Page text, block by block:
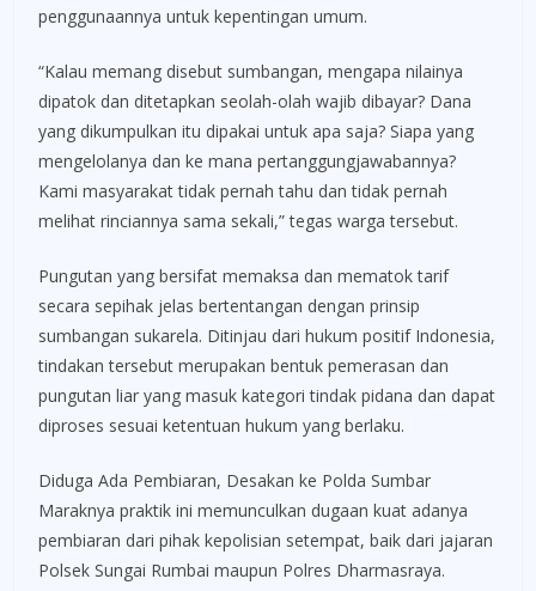
penggunaannya untuk kepentingan umum.
“Kalau memang disebut sumbangan, mengapa nilainya
dipatok dan ditetapkan seolah-olah wajib dibayar? Dana
yang dikumpulkan itu dipakai untuk apa saja? Siapa yang
mengelolanya dan ke mana pertanggungjawabannya?
Kami masyarakat tidak pernah tahu dan tidak pernah
melihat rinciannya sama sekali,” tegas warga tersebut.
Pungutan yang bersifat memaksa dan mematok tarif
secara sepihak jelas bertentangan dengan prinsip
sumbangan sukarela. Ditinjau dari hukum positif Indonesia,
tindakan tersebut merupakan bentuk pemerasan dan
pungutan liar yang masuk kategori tindak pidana dan dapat
diproses sesuai ketentuan hukum yang berlaku.
Diduga Ada Pembiaran, Desakan ke Polda Sumbar
Maraknya praktik ini memunculkan dugaan kuat adanya
pembiaran dari pihak kepolisian setempat, baik dari jajaran
Polsek Sungai Rumbai maupun Polres Dharmasraya.